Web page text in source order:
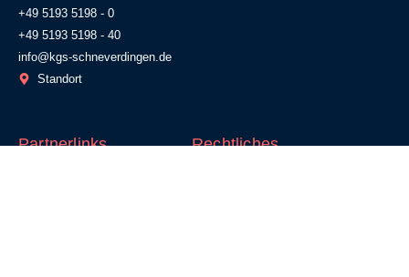
+49 5193 5198 - 0
+49 5193 5198 - 40
info@kgs-schneverdingen.de
Standort
Partnerlinks Rechtliches